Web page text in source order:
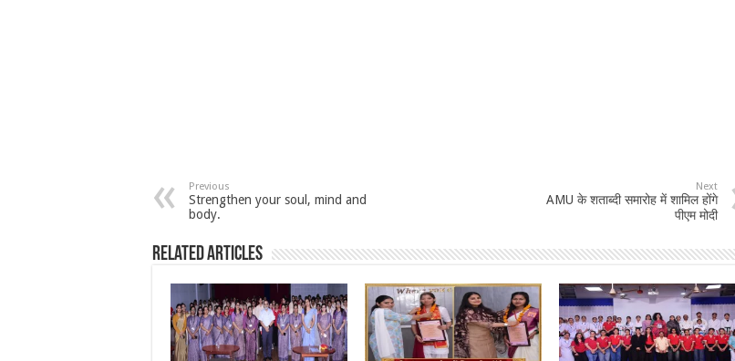
Previous
Strengthen your soul, mind and
body.
Next
AMU के शताब्दी समारोह में शामिल होंगे
पीएम मोदी
Related Articles